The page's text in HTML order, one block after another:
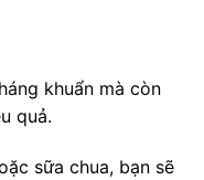
khuẩn mà còn
quả.
sữa chua, bạn sẽ